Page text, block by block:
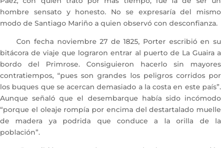
hombre sensato y honesto. No se expresaría del mismo
modo de Santiago Mariño a quien observó con desconfianza.
Con fecha noviembre 27 de 1825, Porter escribió en su
bitácora de viaje que lograron entrar al puerto de La Guaira a
bordo del Primrose. Consiguieron hacerlo sin mayores
contratiempos, “pues son grandes los peligros corridos por
los buques que se acercan demasiado a la costa en este país”.
Aunque señaló que el desembarque había sido incómodo
“porque el oleaje rompía por encima del destartalado muelle
de madera ya podrida que conduce a la orilla de la
población”.